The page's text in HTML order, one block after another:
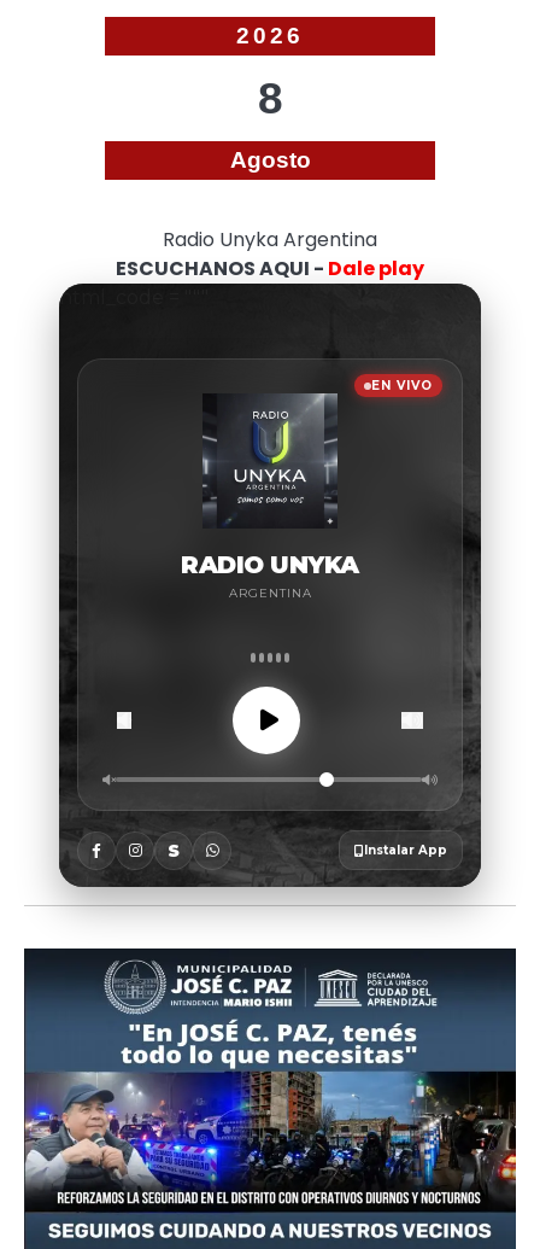
2026
8
Agosto
Radio Unyka Argentina
ESCUCHANOS AQUI - Dale play